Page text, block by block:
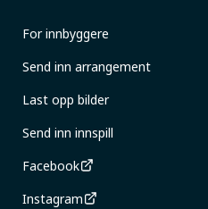
For innbyggere
Send inn arrangement
Last opp bilder
Send inn innspill
Facebook
Instagram